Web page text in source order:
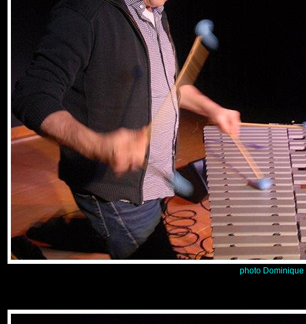
photo Dominique